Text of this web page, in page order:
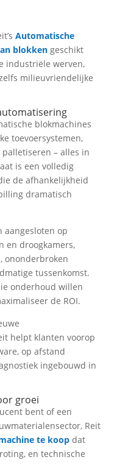
Automatische
blokkengeschikt
industriële werven,
milieuvriendelijke
blokmachines
toevoersystemen,
– alles in
is een volledig
de afhankelijkheid
dramatisch
aangesloten op
en droogkamers,
ononderbroken
tussenkomst.
onderhoud willen
de ROI.
helpt klanten voorop
op afstand
ingebouwd in
groei
bent of een
Reit
te koopdat
en technische